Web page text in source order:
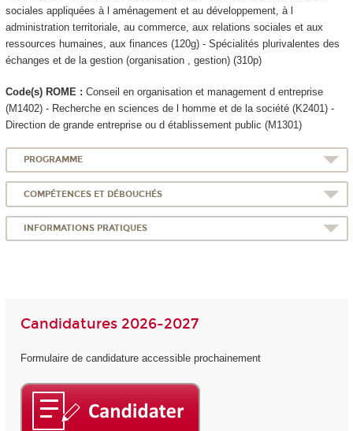
sociales appliquées à l aménagement et au développement, à l
administration territoriale, au commerce, aux relations sociales et aux
ressources humaines, aux finances (120g) - Spécialités plurivalentes des
échanges et de la gestion (organisation , gestion) (310p)
Code(s) ROME : Conseil en organisation et management d entreprise
(M1402) - Recherche en sciences de l homme et de la société (K2401) -
Direction de grande entreprise ou d établissement public (M1301)
PROGRAMME
COMPÉTENCES ET DÉBOUCHÉS
INFORMATIONS PRATIQUES
Candidatures 2026-2027
Formulaire de candidature accessible prochainement